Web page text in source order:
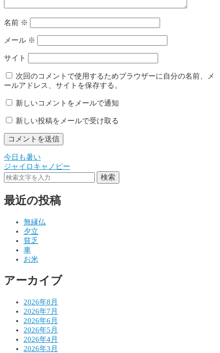
名前 ※
メール ※
サイト
次回のコメントで使用するためブラウザーに自分の名前、メ
ールアドレス、サイトを保存する。
新しいコメントをメールで通知
新しい投稿をメールで受け取る
投
稿
ビ
ン
今日も暑い
ジャイロキャノピー
検索
最近の投稿
無縁仏
夕立
貧乏
車
お米
アーカイブ
2026年8月
2026年7月
2026年6月
2026年5月
2026年4月
2026年3月